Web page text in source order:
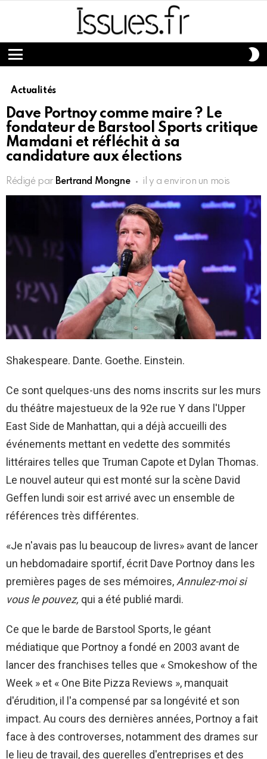
Menu
Actualités
Dave Portnoy comme maire ? Le
fondateur de Barstool Sports critique
Mamdani et réfléchit à sa
candidature aux élections
Rédigé par Bertrand Mongne il y a environ un mois
Shakespeare. Dante. Goethe. Einstein.
Ce sont quelques-uns des noms inscrits sur les murs
du théâtre majestueux de la 92e rue Y dans l'Upper
East Side de Manhattan, qui a déjà accueilli des
événements mettant en vedette des sommités
littéraires telles que Truman Capote et Dylan Thomas.
Le nouvel auteur qui est monté sur la scène David
Geffen lundi soir est arrivé avec un ensemble de
références très différentes.
«Je n'avais pas lu beaucoup de livres» avant de lancer
un hebdomadaire sportif, écrit Dave Portnoy dans les
premières pages de ses mémoires, Annulez-moi si
vous le pouvez, qui a été publié mardi.
Ce que le barde de Barstool Sports, le géant
médiatique que Portnoy a fondé en 2003 avant de
lancer des franchises telles que « Smokeshow of the
Week » et « One Bite Pizza Reviews », manquait
d'érudition, il l'a compensé par sa longévité et son
impact. Au cours des dernières années, Portnoy a fait
face à des controverses, notamment des drames sur
le lieu de travail, des querelles d'entreprises et des